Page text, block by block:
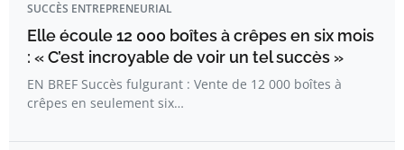
SUCCÈS ENTREPRENEURIAL
Elle écoule 12 000 boîtes à crêpes en six mois
: « C’est incroyable de voir un tel succès »
EN BREF Succès fulgurant : Vente de 12 000 boîtes à
crêpes en seulement six…